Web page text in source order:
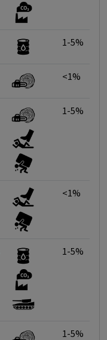
1-5%
<1%
1-5%
<1%
1-5%
1-5%